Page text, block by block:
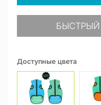
Доступные цвета
БЫСТРЫЙ